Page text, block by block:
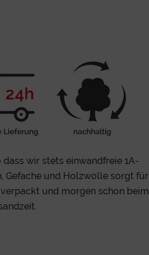
wir stets einwandfreie 1A-
Gefache und Holzwolle sorgt für
und morgen schon beim